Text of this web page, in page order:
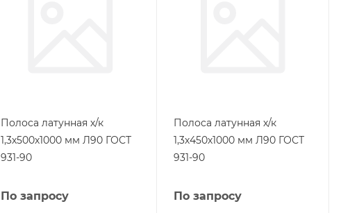
Полоса латунная х/к
1,3х500х1000 мм Л90 ГОСТ
931-90
По запросу
Полоса латунная х/к
1,3х450х1000 мм Л90 ГОСТ
931-90
По запросу